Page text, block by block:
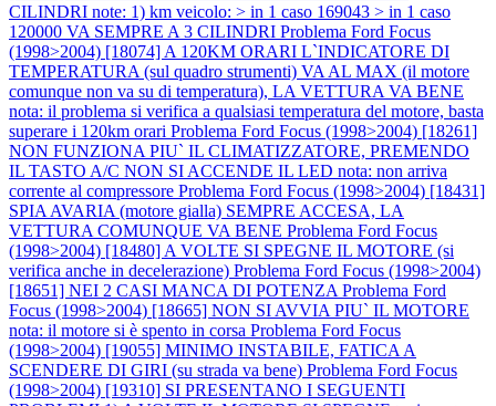
CILINDRI note: 1) km veicolo: > in 1 caso 169043 > in 1 caso
120000 VA SEMPRE A 3 CILINDRI Problema Ford Focus
(1998>2004) [18074] A 120KM ORARI L`INDICATORE DI
TEMPERATURA (sul quadro strumenti) VA AL MAX (il motore
comunque non va su di temperatura), LA VETTURA VA BENE
nota: il problema si verifica a qualsiasi temperatura del motore, basta
superare i 120km orari Problema Ford Focus (1998>2004) [18261]
NON FUNZIONA PIU` IL CLIMATIZZATORE, PREMENDO
IL TASTO A/C NON SI ACCENDE IL LED nota: non arriva
corrente al compressore Problema Ford Focus (1998>2004) [18431]
SPIA AVARIA (motore gialla) SEMPRE ACCESA, LA
VETTURA COMUNQUE VA BENE Problema Ford Focus
(1998>2004) [18480] A VOLTE SI SPEGNE IL MOTORE (si
verifica anche in decelerazione) Problema Ford Focus (1998>2004)
[18651] NEI 2 CASI MANCA DI POTENZA Problema Ford
Focus (1998>2004) [18665] NON SI AVVIA PIU` IL MOTORE
nota: il motore si è spento in corsa Problema Ford Focus
(1998>2004) [19055] MINIMO INSTABILE, FATICA A
SCENDERE DI GIRI (su strada va bene) Problema Ford Focus
(1998>2004) [19310] SI PRESENTANO I SEGUENTI